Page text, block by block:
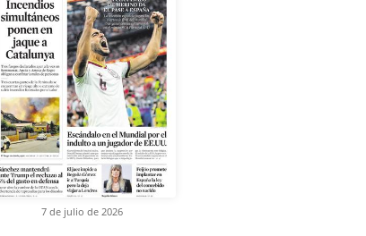
7 de julio de 2026